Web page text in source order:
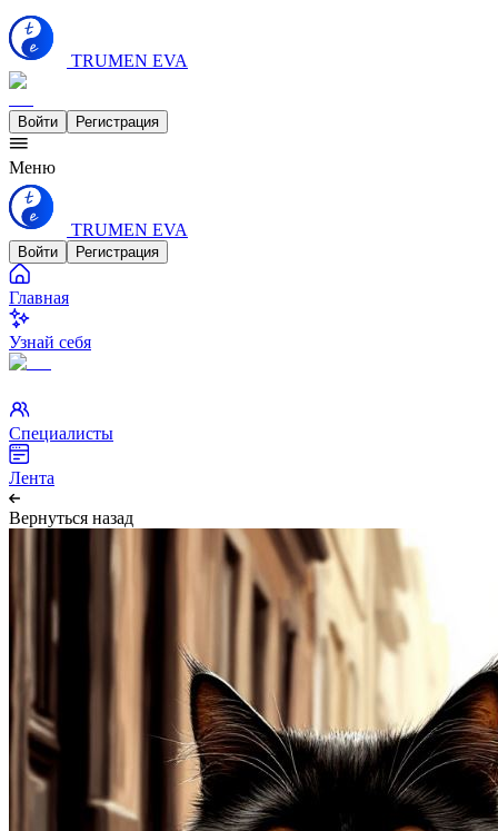
TRUMEN EVA
Войти Регистрация
Меню
TRUMEN EVA
Войти Регистрация
Главная
Узнай себя
Специалисты
Лента
Вернуться назад